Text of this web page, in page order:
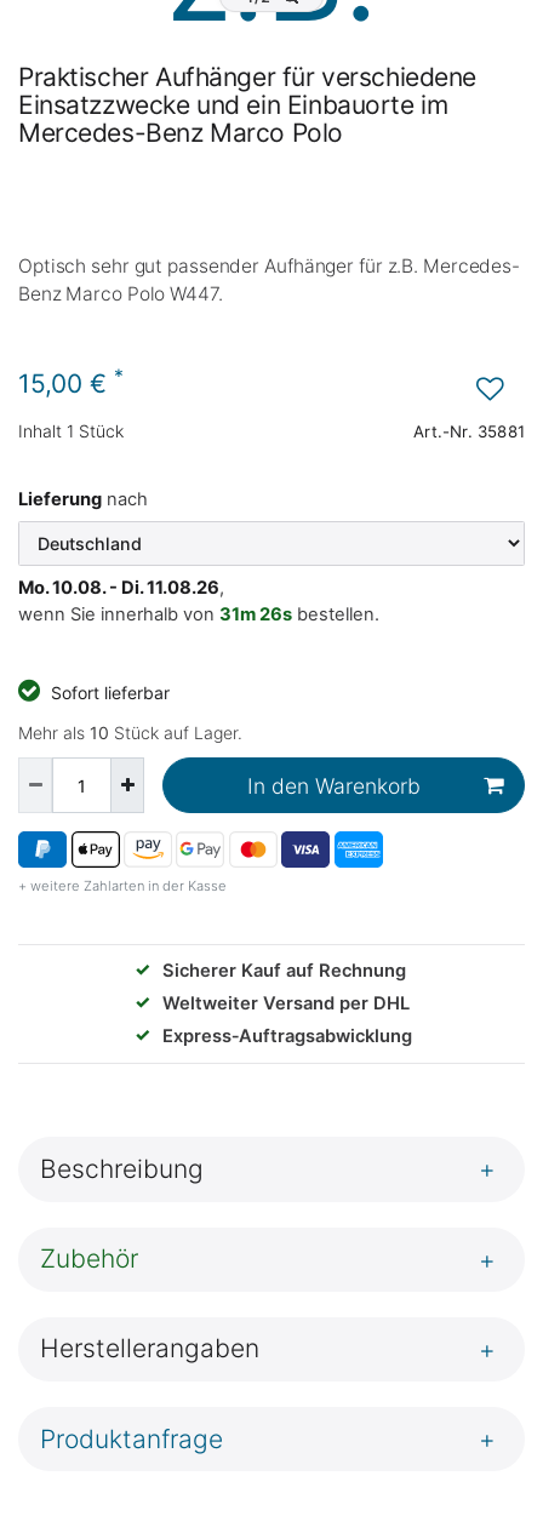
Praktischer Aufhänger für verschiedene
Einsatzzwecke und ein Einbauorte im
Mercedes-Benz Marco Polo
Optisch sehr gut passender Aufhänger für z.B. Mercedes-
Benz Marco Polo W447.
15,00 € *
Inhalt 1 Stück Art.-Nr. 35881
Lieferung nach
Mo. 10.08. - Di. 11.08.26,
wenn Sie innerhalb von 31m25sbestellen.
Sofort lieferbar
Mehr als 10 Stück auf Lager.
In den Warenkorb
+ weitere Zahlarten in der Kasse
✓
Sicherer Kauf auf Rechnung
✓
Weltweiter Versand per DHL
✓
Express‑Auftragsabwicklung
Beschreibung +
Zubehör +
Herstellerangaben +
Produktanfrage +